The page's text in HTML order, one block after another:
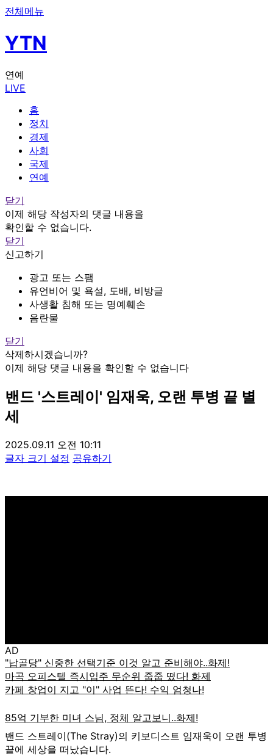
전체메뉴
YTN
연예
LIVE
홈
정치
경제
사회
국제
연예
닫기
이제 해당 작성자의 댓글 내용을
확인할 수 없습니다.
닫기
신고하기
광고 또는 스팸
유언비어 및 욕설, 도배, 비방글
사생활 침해 또는 명예훼손
음란물
닫기
삭제하시겠습니까?
이제 해당 댓글 내용을 확인할 수 없습니다
밴드 '스트레이' 임재욱, 오랜 투병 끝 별
세
2025.09.11 오전 10:11
글자 크기 설정 공유하기
AD
밴드 스트레이(The Stray)의 키보디스트 임재욱이 오랜 투병
끝에 세상을 떠났습니다.